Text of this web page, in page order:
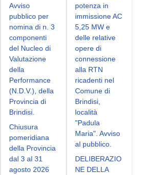
Avviso
pubblico per
nomina di n. 3
componenti
del Nucleo di
Valutazione
della
Performance
(N.D.V.), della
Provincia di
Brindisi.
Chiusura
pomeridiana
della Provincia
dal 3 al 31
agosto 2026
potenza in
immissione AC
5,25 MW e
delle relative
opere di
connessione
alla RTN
ricadenti nel
Comune di
Brindisi,
località
"Padula
Maria". Avviso
al pubblico.
DELIBERAZIO
NE DELLA